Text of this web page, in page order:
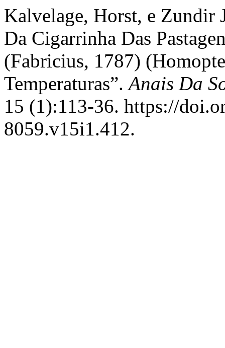
Kalvelage, Horst, e Zundir
Da Cigarrinha Das
(Fabricius, 1787)
Temperaturas”.Anais Da
15 (1):113-36. https://
8059.v15i1.412.